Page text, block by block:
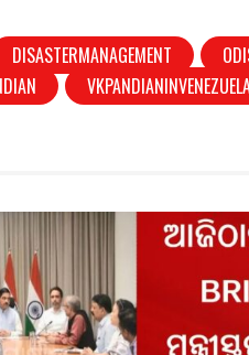
DISASTERMANAGEMENT